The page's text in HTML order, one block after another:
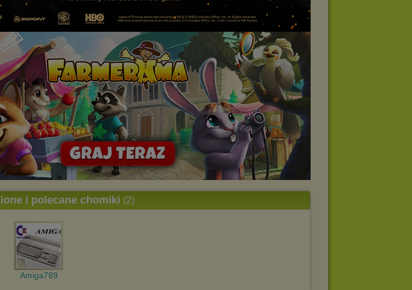
i polecane chomiki (2)
Amiga789